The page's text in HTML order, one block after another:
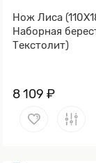
Нож Лиса
Наборная
Текстолит)
8 109 ₽